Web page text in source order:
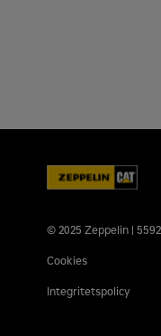
© 2025 Zeppelin |
Cookies
Integritetspolicy